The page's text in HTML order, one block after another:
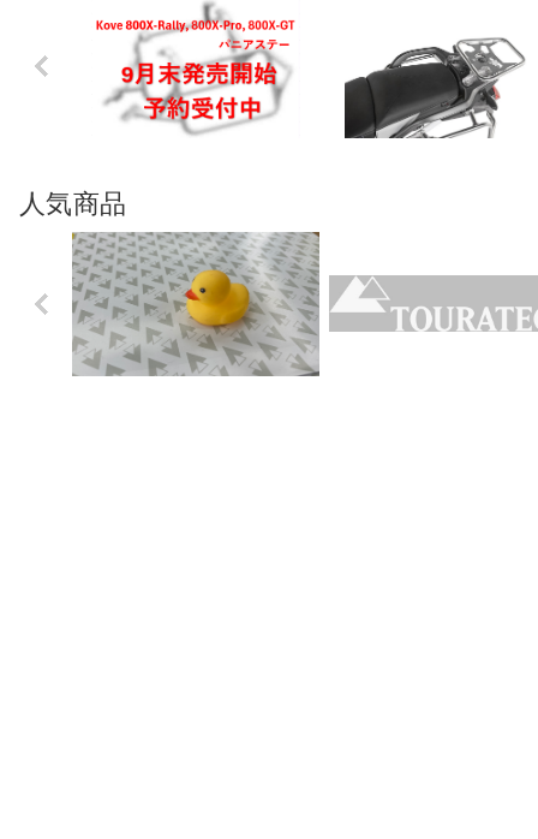
Previo
us
人気商品
Previo
us